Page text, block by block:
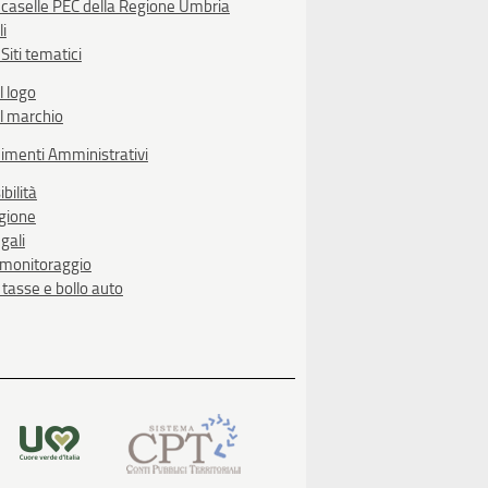
PEC della Regione Umbria
tematici
logo
marchio
Amministrativi
e bollo auto